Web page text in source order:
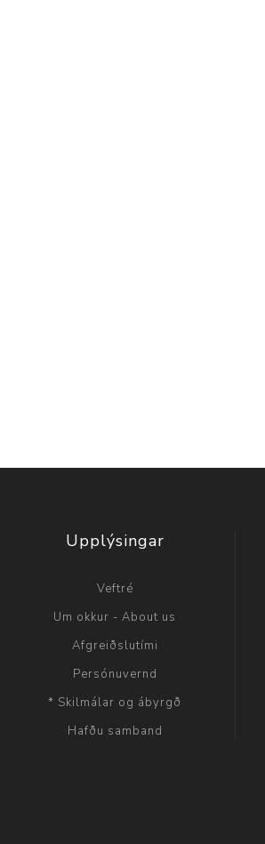
Upplýsingar
Veftré
Um okkur - About us
Afgreiðslutími
Persónuvernd
* Skilmálar og ábyrgð
Hafðu samband